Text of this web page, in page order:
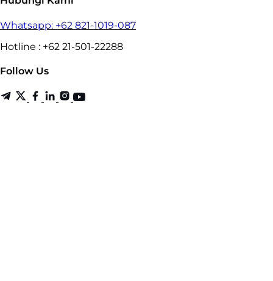
Whatsapp: +62 821-1019-087
Hotline : +62 21-501-22288
Follow Us